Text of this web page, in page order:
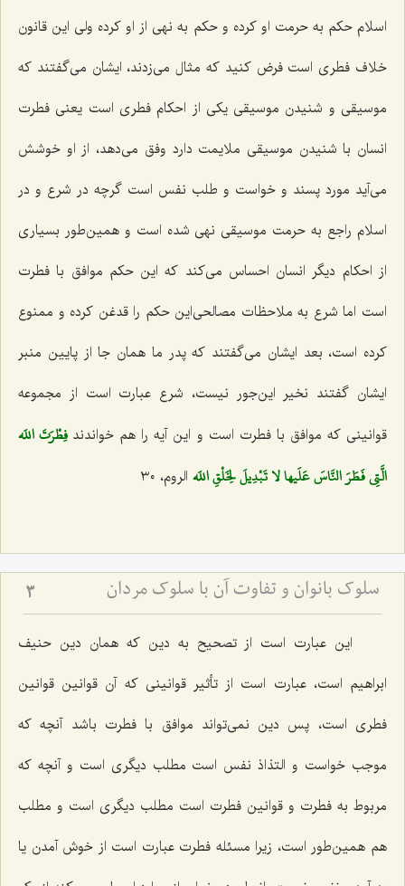
اسلام حکم به حرمت او کرده و حکم به نهی از او کرده ولی این قانون
خلاف فطری است فرض کنید که مثال می‌زدند، ایشان می‌گفتند که
موسیقی و شنیدن موسیقی یکی از احکام فطری است یعنی فطرت
انسان با شنیدن موسیقی ملایمت دارد وفق می‌دهد، از او خوشش
می‌آید مورد پسند و خواست و طلب نفس است گرچه در شرع و در
اسلام راجع به حرمت موسیقی نهی شده است و همین‌طور بسیاری
از احکام دیگر انسان احساس می‌کند که این حکم موافق با فطرت
است اما شرع به ملاحظات مصالحی‌این حکم را قدغن کرده و ممنوع
کرده است، بعد ایشان می‌گفتند که پدر ما همان جا از پایین منبر
ایشان گفتند نخیر این‌جور نیست، شرع عبارت است از مجموعه
قوانینی که موافق با فطرت است و این آیه را هم خواندند فِطْرَتَ اللَه
الَّتِي فَطَرَ النَّاسَ عَلَيها لا تَبْدِيلَ لِخَلْقِ اللَه‌ الروم، ٣٠
سلوک بانوان و تفاوت آن با سلوک مردان 3
این عبارت است از تصحیح به دین که همان دین حنیف
ابراهیم است، عبارت است از تأثیر قوانینی که آن قوانین قوانین
فطری است، پس دین نمی‌تواند موافق با فطرت باشد آنچه که
موجب خواست و التذاذ نفس است مطلب دیگری است و آنچه که
مربوط به فطرت و قوانین فطرت است مطلب دیگری است و مطلب
هم همین‌طور است، زیرا مسئله فطرت عبارت است از خوش آمدن یا